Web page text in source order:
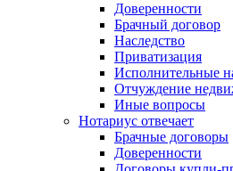
Доверенности
Брачный договор
Наследство
Приватизация
Исполнительные
Отчуждение
Иные вопросы
Нотариус отвечает
Брачные договоры
Доверенности